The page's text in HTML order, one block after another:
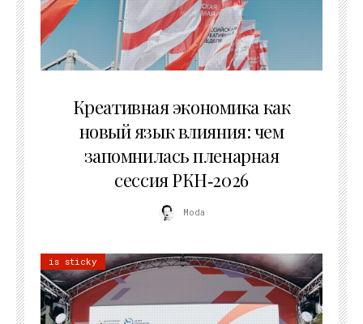
Креативная экономика как
новый язык влияния: чем
запомнилась пленарная
сессия РКН‑2026
Moda
is sticky